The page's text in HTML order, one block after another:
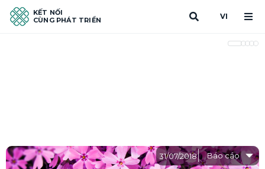
KẾT NỐI
CÙNG PHÁT TRIỂN
VI
31/07/2018 Báo cáo